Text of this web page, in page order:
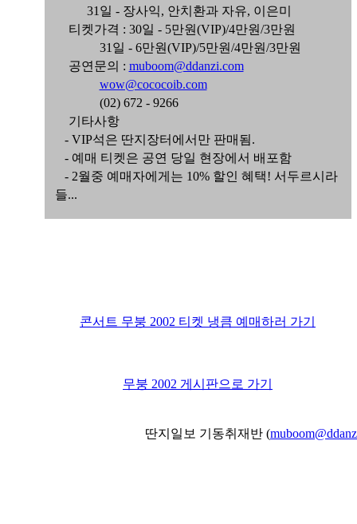
31일 - 장사익, 안치환과 자유, 이은미
티켓가격 : 30일 - 5만원(VIP)/4만원/3만원
31일 - 6만원(VIP)/5만원/4만원/3만원
공연문의 : muboom@ddanzi.com
wow@cococoib.com
(02) 672 - 9266
기타사항
- VIP석은 딴지장터에서만 판매됨.
- 예매 티켓은 공연 당일 현장에서 배포함
- 2월중 예매자에게는 10% 할인 혜택! 서두르시라
들...
콘서트 무붕 2002 티켓 냉큼 예매하러 가기
무붕 2002 게시판으로 가기
딴지일보 기동취재반 (